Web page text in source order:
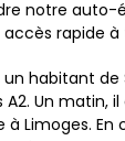
notre auto-
accès rapide
un habitant
A2. Un matin,
Limoges.